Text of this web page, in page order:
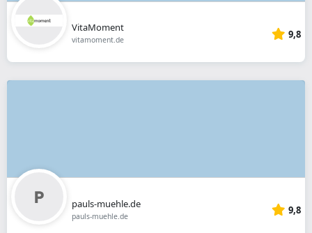
VitaMoment
vitamoment.de 9,8
pauls-muehle.de
pauls-muehle.de 9,8